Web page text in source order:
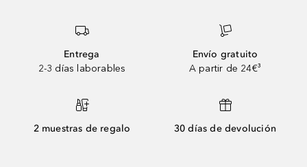
Entrega
2-3 días laborables
Envío gratuito
A partir de 24€³
2 muestras de regalo 30 días de devolución